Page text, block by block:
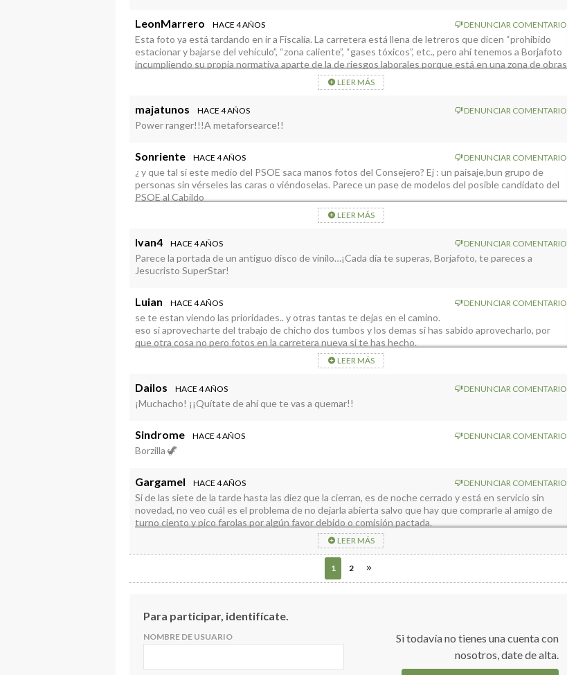
LeonMarrero HACE 4 AÑOS DENUNCIAR COMENTARIO
Esta foto ya está tardando en ir a Fiscalía. La carretera está llena de letreros que dicen “prohibido
estacionar y bajarse del vehículo”, “zona caliente”, “gases tóxicos”, etc., pero ahí tenemos a Borjafoto
incumpliendo su propia normativa aparte de la de riesgos laborales porque está en una zona de obras
sin ningún equipo de protección. No tienen vergüenza ni la conocen.
LEER MÁS
majatunos HACE 4 AÑOS DENUNCIAR COMENTARIO
Power ranger!!!A metaforsearce!!
Sonriente HACE 4 AÑOS DENUNCIAR COMENTARIO
¿ y que tal si este medio del PSOE saca manos fotos del Consejero? Ej : un paisaje,bun grupo de
personas sin vérseles las caras o viéndoselas. Parece un pase de modelos del posible candidato del
PSOE al Cabildo
LEER MÁS
Ivan4 HACE 4 AÑOS DENUNCIAR COMENTARIO
Parece la portada de un antiguo disco de vinilo…¡Cada día te superas, Borjafoto, te pareces a
Jesucristo SuperStar!
Luian HACE 4 AÑOS DENUNCIAR COMENTARIO
se te estan viendo las prioridades.. y otras tantas te dejas en el camino.
eso si aprovecharte del trabajo de chicho dos tumbos y los demas si has sabido aprovecharlo, por
que otra cosa no pero fotos en la carretera nueva si te has hecho.
LEER MÁS
Dailos HACE 4 AÑOS DENUNCIAR COMENTARIO
¡Muchacho! ¡¡Quítate de ahí que te vas a quemar!!
Sindrome HACE 4 AÑOS DENUNCIAR COMENTARIO
Borzilla 🦖
Gargamel HACE 4 AÑOS DENUNCIAR COMENTARIO
Si de las siete de la tarde hasta las diez que la cierran, es de noche cerrado y está en servicio sin
novedad, no veo cuál es el problema de no dejarla abierta salvo que hay que comprarle al amigo de
turno ciento y pico farolas por algún favor debido o comisión pactada.
LEER MÁS
1 2
Para participar, identifícate.
NOMBRE DE USUARIO
Si todavía no tienes una cuenta con
nosotros, date de alta.